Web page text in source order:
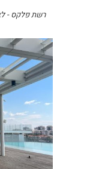
רשת פלקס -